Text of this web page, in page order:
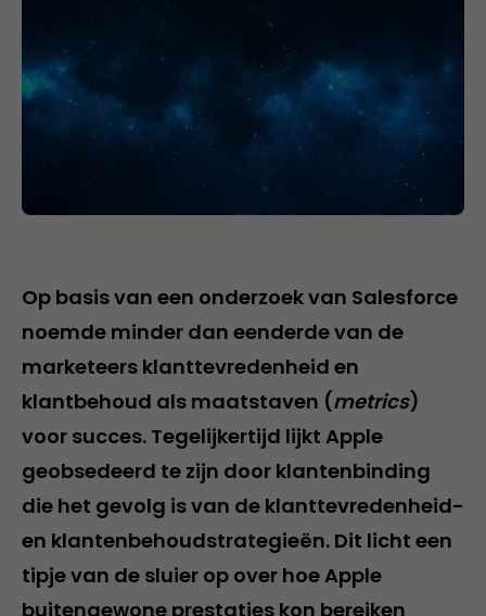
Op basis van een onderzoek van Salesforce
noemde minder dan eenderde van de
marketeers klanttevredenheid en
klantbehoud als maatstaven (metrics)
voor succes. Tegelijkertijd lijkt Apple
geobsedeerd te zijn door klantenbinding
die het gevolg is van de klanttevredenheid-
en klantenbehoudstrategieën. Dit licht een
tipje van de sluier op over hoe Apple
buitengewone prestaties kon bereiken